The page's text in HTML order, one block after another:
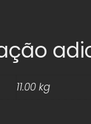
11.00 kg